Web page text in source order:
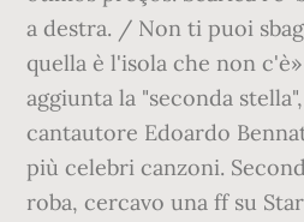
a destra. / Non ti puoi
quella è l'isola che non
aggiunta la "seconda
cantautore Edoardo
più celebri canzoni.
roba, cercavo una ff su